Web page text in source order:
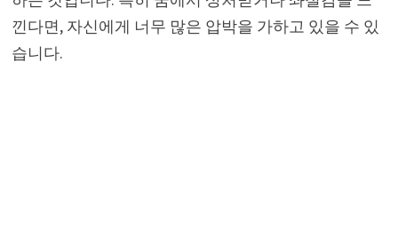
낀다면, 자신에게 너무 많은 압박을 가하고 있을 수 있
습니다.